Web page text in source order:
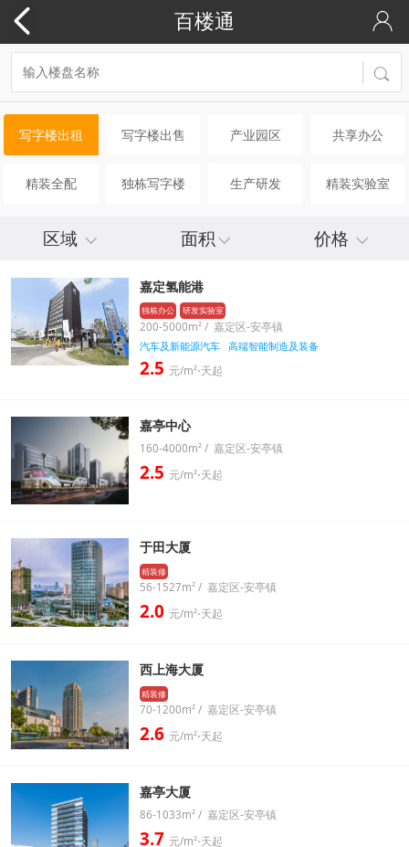
百楼通
写字楼出租 写字楼出售 产业园区 共享办公
精装全配 独栋写字楼 生产研发 精装实验室
区域 面积 价格
嘉定氢能港
独栋办公 研发实验室
200-5000m² / 嘉定区-安亭镇
汽车及新能源汽车
高端智能制造及装备
2.5 元/m²⋅天起
嘉亭中心
160-4000m² / 嘉定区-安亭镇
2.5 元/m²⋅天起
于田大厦
精装修
56-1527m² / 嘉定区-安亭镇
2.0 元/m²⋅天起
西上海大厦
精装修
70-1200m² / 嘉定区-安亭镇
2.6 元/m²⋅天起
嘉亭大厦
86-1033m² / 嘉定区-安亭镇
3.7 元/m²⋅天起